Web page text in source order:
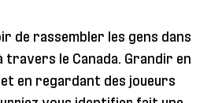
de rassembler les gens dans
travers le Canada. Grandir en
en regardant des joueurs